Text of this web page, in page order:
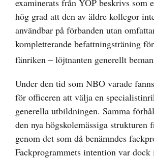
examinerats från YOP beskrivs som
hög grad att den av äldre kollegor
användbar på förbanden utan
kompletterande befattningsträning
fänriken – löjtnanten generellt
Under den tid som NBO varade
för officeren att välja en
generella utbildningen. Samma
den nya högskolemässiga strukturen
genom det som då benämndes
Fackprogrammets intention var dock